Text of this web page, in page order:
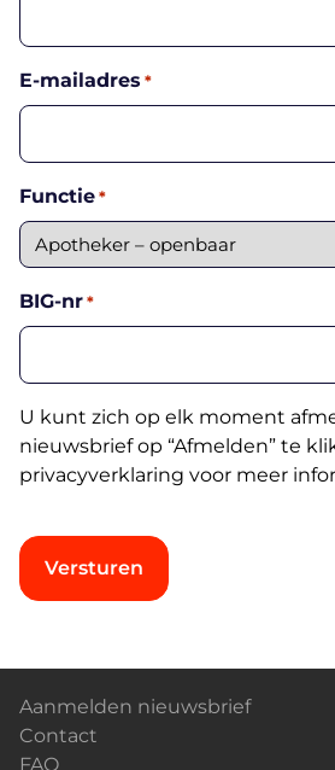
E-mailadres *
Functie *
BIG-nr *
U kunt zich op elk moment
nieuwsbrief op “Afmelden” te
privacyverklaring voor meer
A
P
H
A
l
t
e
r
Aanmelden nieuwsbrief
Contact
FAQ